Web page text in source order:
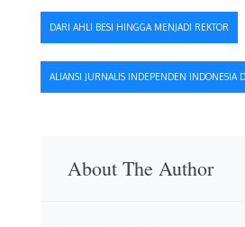
Navigasi
pos
DARI AHLI BESI HINGGA MENJADI REKTOR
ALIANSI JURNALIS INDEPENDEN INDONESIA
About The Author